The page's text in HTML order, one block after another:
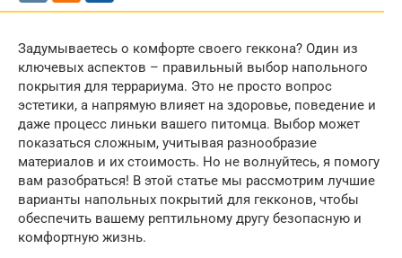
Задумываетесь о комфорте своего геккона? Один из
ключевых аспектов – правильный выбор напольного
покрытия для террариума. Это не просто вопрос
эстетики, а напрямую влияет на здоровье, поведение и
даже процесс линьки вашего питомца. Выбор может
показаться сложным, учитывая разнообразие
материалов и их стоимость. Но не волнуйтесь, я помогу
вам разобраться! В этой статье мы рассмотрим лучшие
варианты напольных покрытий для гекконов, чтобы
обеспечить вашему рептильному другу безопасную и
комфортную жизнь.